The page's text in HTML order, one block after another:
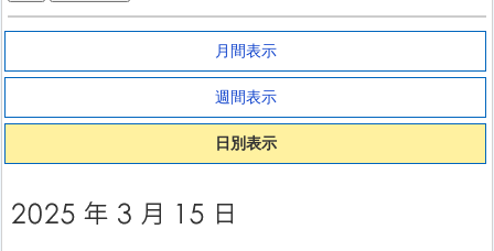
月間表示
週間表示
日別表示